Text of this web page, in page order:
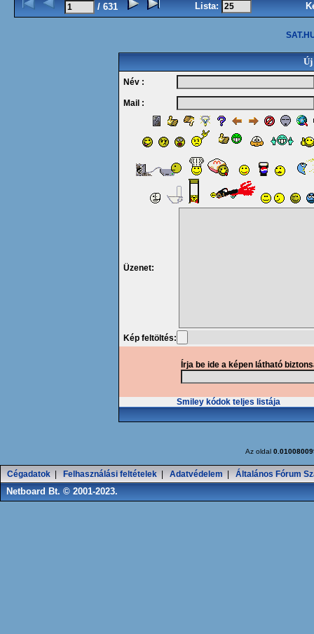
/ 631 Lista:
Új
Név :
Mail :
Üzenet:
Kép feltöltés:
Írja be ide a képen látható
Smiley kódok teljes listája
Az oldal
Cégadatok Felhasználási feltételek Adatvédelem Általános Fórum
Netboard Bt. © 2001-2023.